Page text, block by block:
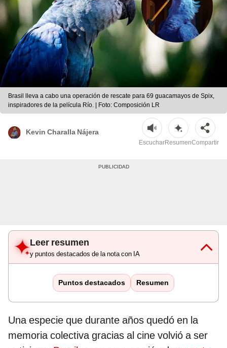
Brasil lleva a cabo una operación de rescate para 69 guacamayos de Spix,
inspiradores de la película Río. | Foto: Composición LR
Kevin Charalla Nájera
EscucharResumenCompartir
Leer resumen
y puntos destacados de la nota con IA
Puntos destacados Resumen
Una especie que durante años quedó en la
memoria colectiva gracias al cine volvió a ser